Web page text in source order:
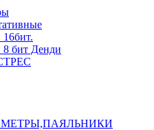
8 бит Денди